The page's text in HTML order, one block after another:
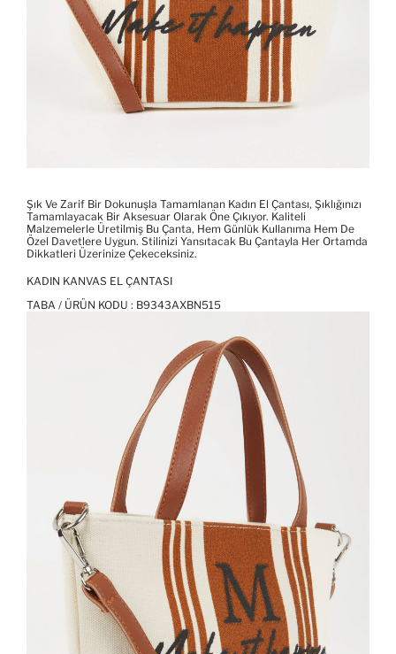
Şık Ve Zarif Bir Dokunuşla Tamamlanan Kadın El Çantası, Şıklığınızı
Tamamlayacak Bir Aksesuar Olarak Öne Çıkıyor. Kaliteli
Malzemelerle Üretilmiş Bu Çanta, Hem Günlük Kullanıma Hem De
Özel Davetlere Uygun. Stilinizi Yansıtacak Bu Çantayla Her Ortamda
Dikkatleri Üzerinize Çekeceksiniz.
KADIN KANVAS EL ÇANTASI
TABA / ÜRÜN KODU : B9343AXBN515